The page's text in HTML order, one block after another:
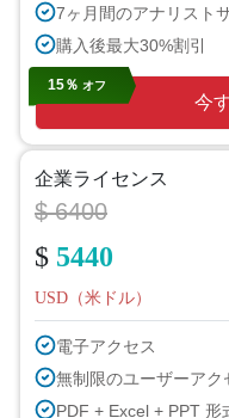
7ヶ月間のアナリスト
購入後最大30%割引
今
15％ オフ
企業ライセンス
$ 6400
$ 5440
USD（米ドル）
電子アクセス
無制限のユーザーアク
PDF + Excel + PPT 形